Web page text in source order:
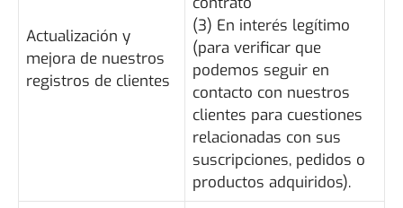
Actualización y
mejora de nuestros
registros de clientes
(3) En interés legítimo
(para verificar que
podemos seguir en
contacto con nuestros
clientes para cuestiones
relacionadas con sus
suscripciones, pedidos o
productos adquiridos).